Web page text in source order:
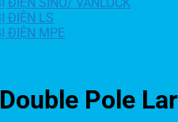
ĐIỆN LS
ĐIỆN MPE
Pole